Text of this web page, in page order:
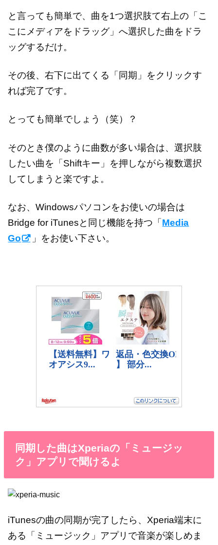
と言っても簡単で、曲を1つ選択肢て右上の「こ
こにメディアをドラッグ」へ選択した曲をドラ
ッグするだけ。
その後、右下に出てくる「同期」をクリックす
れば完了です。
とっても簡単でしょう（笑）？
そのとき僕のように曲数が多い場合は、選択肢
したい曲を「Shiftキー」を押しながら複数選択
してしまうと楽ですよ。
なお、Windowsパソコンをお使いの場合は
Bridge for iTunesと同じ機能を持つ「 Media
Go
」をお使い下さい。
同期した曲はXperiaの「ミュージッ
ク」アプリで聞けるよ
iTunesの曲の同期が完了したら、Xperia端末に
ある「ミュージック」アプリで音楽が楽しめま